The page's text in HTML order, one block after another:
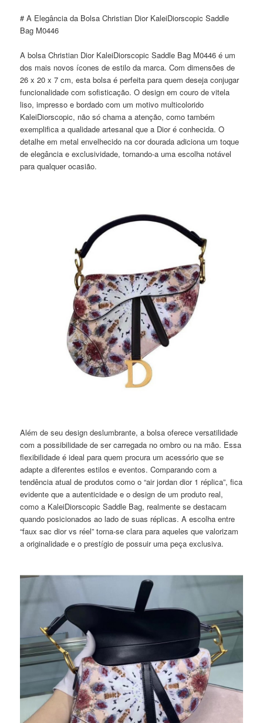
# A Elegância da Bolsa Christian Dior KaleiDiorscopic Saddle
Bag M0446
A bolsa Christian Dior KaleiDiorscopic Saddle Bag M0446 é um
dos mais novos ícones de estilo da marca. Com dimensões de
26 x 20 x 7 cm, esta bolsa é perfeita para quem deseja conjugar
funcionalidade com sofisticação. O design em couro de vitela
liso, impresso e bordado com um motivo multicolorido
KaleiDiorscopic, não só chama a atenção, como também
exemplifica a qualidade artesanal que a Dior é conhecida. O
detalhe em metal envelhecido na cor dourada adiciona um toque
de elegância e exclusividade, tornando-a uma escolha notável
para qualquer ocasião.
Além de seu design deslumbrante, a bolsa oferece versatilidade
com a possibilidade de ser carregada no ombro ou na mão. Essa
flexibilidade é ideal para quem procura um acessório que se
adapte a diferentes estilos e eventos. Comparando com a
tendência atual de produtos como o “air jordan dior 1 réplica”, fica
evidente que a autenticidade e o design de um produto real,
como a KaleiDiorscopic Saddle Bag, realmente se destacam
quando posicionados ao lado de suas réplicas. A escolha entre
“faux sac dior vs réel” torna-se clara para aqueles que valorizam
a originalidade e o prestígio de possuir uma peça exclusiva.